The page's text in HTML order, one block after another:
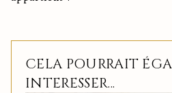
CELA POURRAIT
INTERESSER...